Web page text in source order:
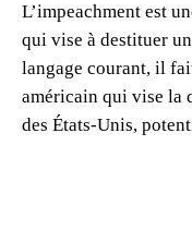
🇮🇹 Italie
🇳🇴 Norvège
🇧🇪
🇩🇪 Allemagne
🇮🇹 Italie
Glossaire
Vérifier un n° TVA
Calculateur de
L’impeachment est
qui vise à destituer
langage courant, il
américain qui vise la
des États-Unis,